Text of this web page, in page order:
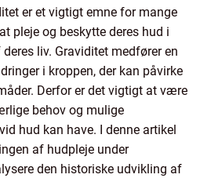
er et vigtigt emne for mange
pleje og beskytte deres hud i
liv. Graviditet medfører en
i kroppen, der kan påvirke
Derfor er det vigtigt at være
behov og mulige
hud kan have. I denne artikel
af hudpleje under
den historiske udvikling af